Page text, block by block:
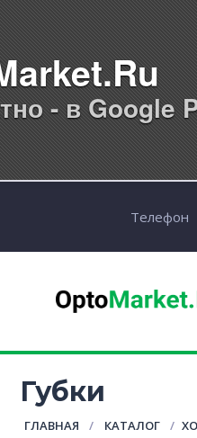
Телефон
Губки
ГЛАВНАЯ КАТАЛОГ
- в Google